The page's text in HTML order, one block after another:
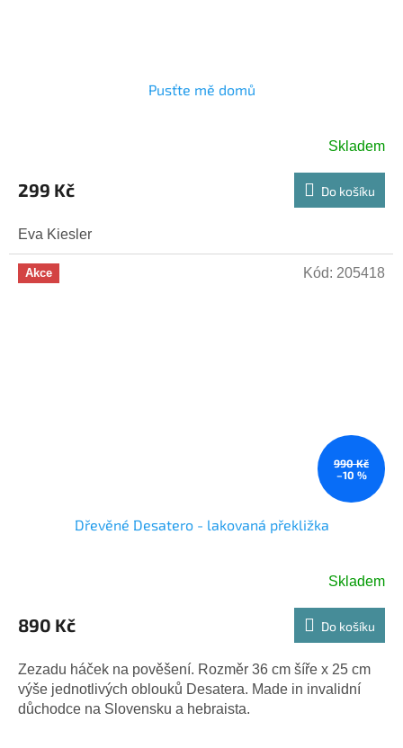
Pusťte mě domů
Skladem
299 Kč Do košíku
Eva Kiesler
Akce
990 Kč
–10 %
Dřevěné Desatero - lakovaná překližka
Skladem
890 Kč Do košíku
Zezadu háček na pověšení. Rozměr 36 cm šíře x 25 cm
výše jednotlivých oblouků Desatera. Made in invalidní
důchodce na Slovensku a hebraista.
Kód: 205418